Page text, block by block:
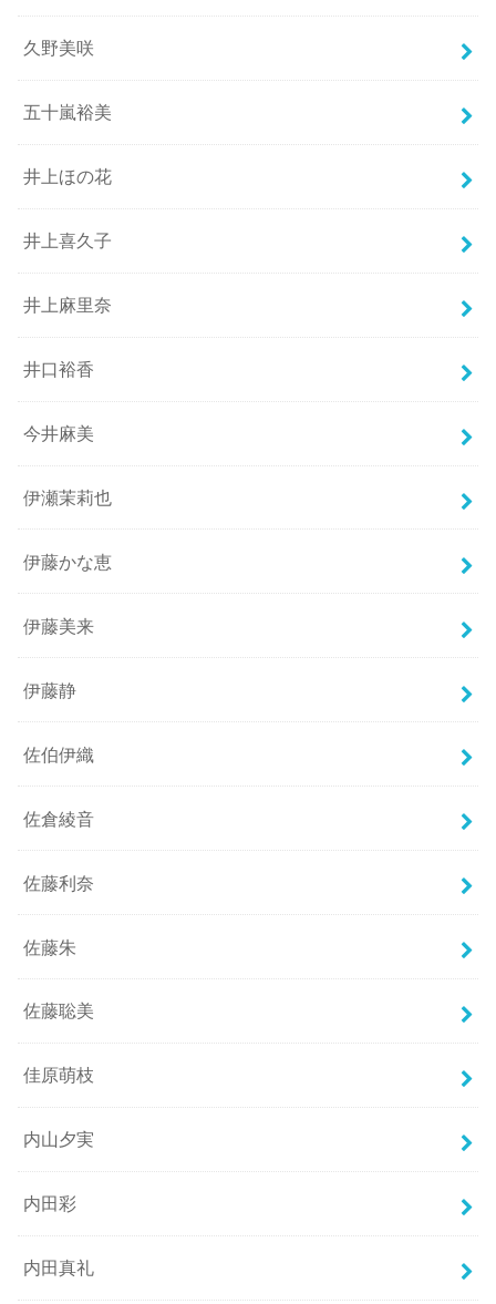
久野美咲
五十嵐裕美
井上ほの花
井上喜久子
井上麻里奈
井口裕香
今井麻美
伊瀬茉莉也
伊藤かな恵
伊藤美来
伊藤静
佐伯伊織
佐倉綾音
佐藤利奈
佐藤朱
佐藤聡美
佳原萌枝
内山夕実
内田彩
内田真礼